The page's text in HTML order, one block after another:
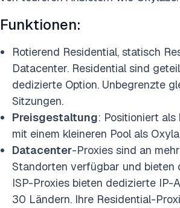
Funktionen:
Rotierend Residential, statisch
Datacenter. Residential sind
dedizierte Option. Unbegrenzte
Sitzungen.
Preisgestaltung: Positioniert
mit einem kleineren Pool als
Datacenter-Proxies sind an
Standorten verfügbar und bieten
ISP-Proxies bieten dedizierte IP-
30 Ländern. Ihre Residential-